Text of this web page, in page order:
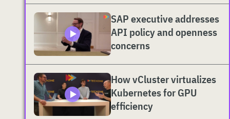
SAP executive addresses
API policy and openness
concerns
How vCluster virtualizes
Kubernetes for GPU
efficiency